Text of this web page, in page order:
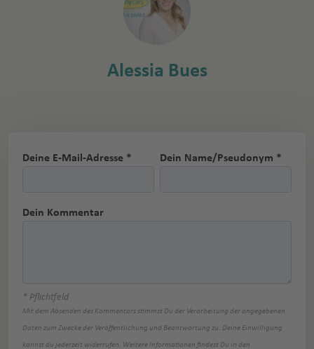
Alessia Bues
Deine E-Mail-Adresse * Dein Name/Pseudonym *
Dein Kommentar
* Pflichtfeld
Mit dem Absenden des Kommentars stimmst Du der Verarbeitung der angegebenen
Daten zum Zwecke der Veröffentlichung und Beantwortung zu. Deine Einwilligung
kannst du jederzeit widerrufen. Weitere Informationen findest Du in den